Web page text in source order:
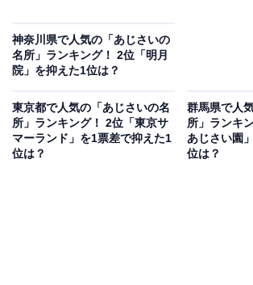
回答者からは「特に夕暮れ時の景色が美
ックな雰囲気を味わいたいからです」（
都）、「毎年あじさい祭りも開かれるほ
水辺の風景がとても美しいから」（40
県）、「桜の名所で、桜が終わると次は
な場所」（30代回答しない／神奈川県）
神奈川県で人気の「あじさいの
名所」ランキング！ 2位「明月
院」を抑えた1位は？
東京都で人気の「あじさいの名
所」ランキング！ 2位「東京サ
マーランド」を1票差で抑えた1
位は？
群馬県で人
所」ランキ
あじさい園
位は？